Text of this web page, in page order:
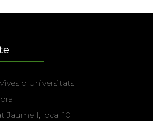
d'Universitats
Jaume I, local 10